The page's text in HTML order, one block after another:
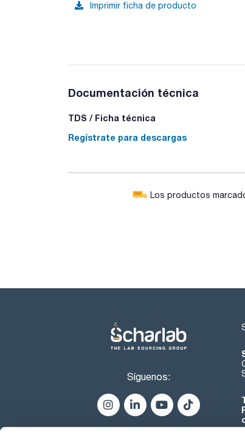
Imprimir ficha de producto
Documentación técnica
TDS / Ficha técnica
Regístrate para descargas
Los productos
Síguenos: